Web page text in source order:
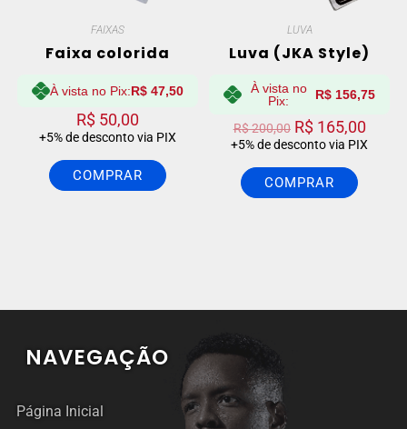
FAIXAS
Faixa colorida
À vista no Pix:R$47,50
R$50,00
+5% de desconto via PIX
COMPRAR
LUVA
Luva (JKA Style)
À vista no
Pix:
R$ 156,75
R$200,00 R$165,00
+5% de desconto via PIX
COMPRAR
NAVEGAÇÃO
Página Inicial